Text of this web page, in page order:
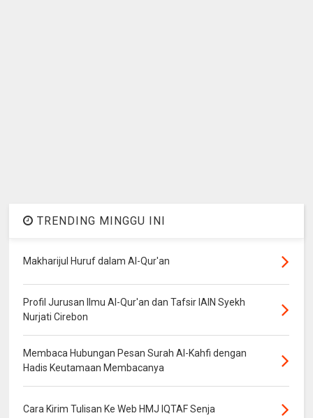
TRENDING MINGGU INI
Makharijul Huruf dalam Al-Qur'an
Profil Jurusan Ilmu Al-Qur'an dan Tafsir IAIN Syekh
Nurjati Cirebon
Membaca Hubungan Pesan Surah Al-Kahfi dengan
Hadis Keutamaan Membacanya
Cara Kirim Tulisan Ke Web HMJ IQTAF Senja